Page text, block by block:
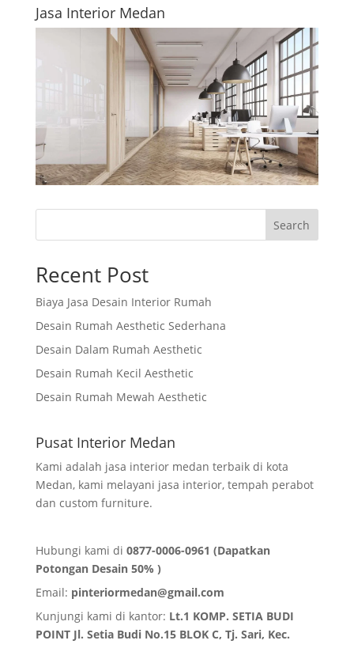
Jasa Interior Medan
Search
Recent Post
Biaya Jasa Desain Interior Rumah
Desain Rumah Aesthetic Sederhana
Desain Dalam Rumah Aesthetic
Desain Rumah Kecil Aesthetic
Desain Rumah Mewah Aesthetic
Pusat Interior Medan
Kami adalah jasa interior medan terbaik di kota
Medan, kami melayani jasa interior, tempah perabot
dan custom furniture.
Hubungi kami di 0877-0006-0961 (Dapatkan
Potongan Desain 50% )
Email: pinteriormedan@gmail.com
Kunjungi kami di kantor: Lt.1 KOMP. SETIA BUDI
POINT Jl. Setia Budi No.15 BLOK C, Tj. Sari, Kec.